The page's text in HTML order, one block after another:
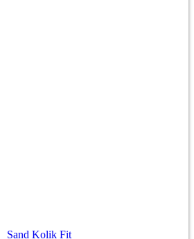
Sand Kolik Fit